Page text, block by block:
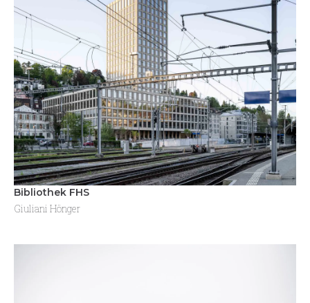
Bibliothek FHS
Giuliani Hönger